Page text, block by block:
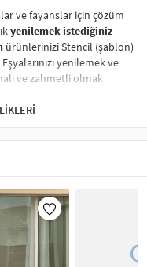
ve fayanslar için çözüm
yenilemek istediğiniz
ürünlerinizi Stencil (şablon)
yenilemek ve
ve zahmetli olmak
her yüzeye pratik bir
duvarlarınızın,
renklerle
özelleştirebilir, stencil
El işi ve ev
uygulanabilecek eğlenceli
kullanılabilir.